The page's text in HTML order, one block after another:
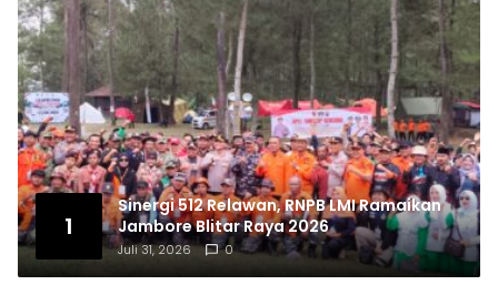
1
Sinergi 512 Relawan, RNPB LMI Ramaikan
Jambore Blitar Raya 2026
Juli 31, 2026 0